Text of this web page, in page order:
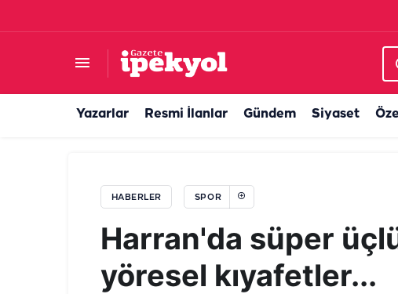
Yazarlar Resmi İlanlar Gündem Siyaset
HABERLER SPOR
Harran'da süper
yöresel kıyafetler...